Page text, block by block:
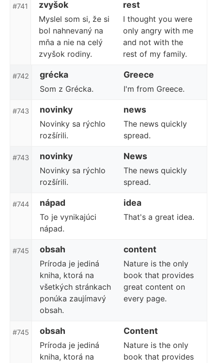
#741 zvyšok rest
Myslel som si, že si
bol nahnevaný na
mňa a nie na celý
zvyšok rodiny.
I thought you were
only angry with me
and not with the
rest of my family.
#742 grécka Greece
Som z Grécka. I'm from Greece.
#743 novinky news
Novinky sa rýchlo
rozšírili.
The news quickly
spread.
#743 novinky News
Novinky sa rýchlo
rozšírili.
The news quickly
spread.
#744 nápad idea
To je vynikajúci
nápad.
That's a great idea.
#745 obsah content
Príroda je jediná
kniha, ktorá na
všetkých stránkach
ponúka zaujímavý
obsah.
Nature is the only
book that provides
great content on
every page.
#745 obsah Content
Príroda je jediná
kniha, ktorá na
Nature is the only
book that provides